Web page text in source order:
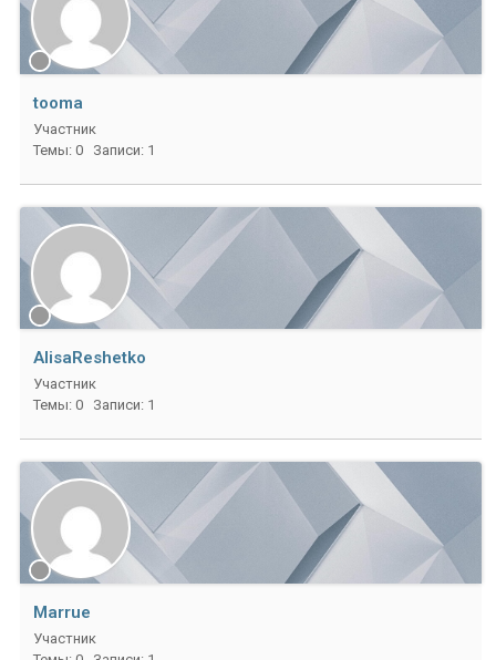
tooma
Участник
Темы: 0
Записи: 1
AlisaReshetko
Участник
Темы: 0
Записи: 1
Marrue
Участник